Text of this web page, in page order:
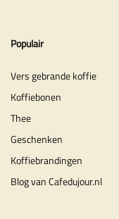
Populair
Vers gebrande koffie
Koffiebonen
Thee
Geschenken
Koffiebrandingen
Blog van Cafedujour.nl